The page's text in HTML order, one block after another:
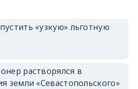
«узкую» льготную
растворялся в
земли «Севастопольского»